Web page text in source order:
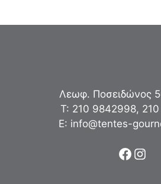
Λεωφ. Ποσειδώνος
Τ: 210 9842998,
Ε: info@tentes-